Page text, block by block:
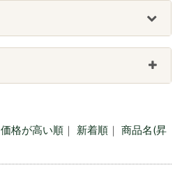
価格が高い順 ｜ 新着順 ｜ 商品名(昇